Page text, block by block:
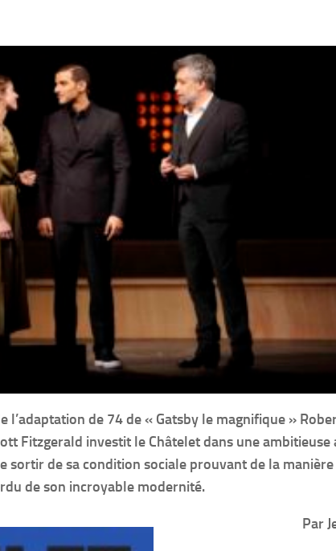
l’adaptation de 74 de « Gatsby le magnifique »
Fitzgerald investit le Châtelet dans une ambitieuse
sortir de sa condition sociale prouvant de la
de son incroyable modernité.
Par